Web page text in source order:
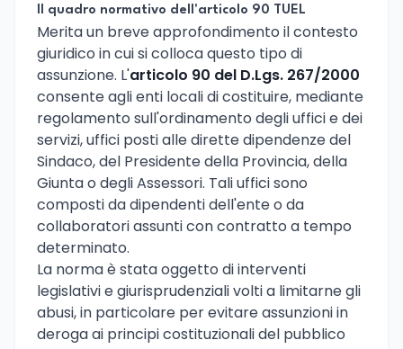
Il quadro normativo dell'articolo 90 TUEL
Merita un breve approfondimento il contesto
giuridico in cui si colloca questo tipo di
assunzione. L'articolo 90 del D.Lgs. 267/2000
consente agli enti locali di costituire, mediante
regolamento sull'ordinamento degli uffici e dei
servizi, uffici posti alle dirette dipendenze del
Sindaco, del Presidente della Provincia, della
Giunta o degli Assessori. Tali uffici sono
composti da dipendenti dell'ente o da
collaboratori assunti con contratto a tempo
determinato.
La norma è stata oggetto di interventi
legislativi e giurisprudenziali volti a limitarne gli
abusi, in particolare per evitare assunzioni in
deroga ai principi costituzionali del pubblico